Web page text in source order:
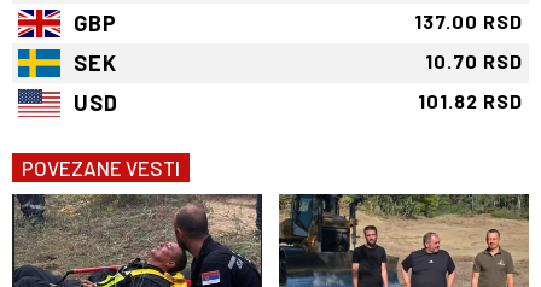
GBP 137.00 RSD
SEK 10.70 RSD
USD 101.82 RSD
POVEZANE VESTI